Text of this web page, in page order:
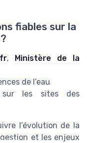
fiables sur la
,
Ministère de la
de l’eau
sur les sites des
l’évolution de la
et les enjeux